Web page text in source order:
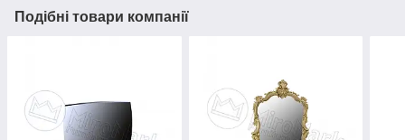
Подібні товари компанії